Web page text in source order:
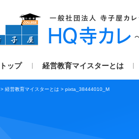
トップ 経営教育マイスターとは
> 経営教育マイスターとは > pixta_38444010_M